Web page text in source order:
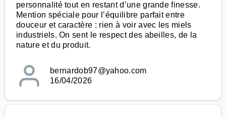
personnalité tout en restant d’une grande finesse.
Mention spéciale pour l’équilibre parfait entre
douceur et caractère : rien à voir avec les miels
industriels. On sent le respect des abeilles, de la
nature et du produit.
bernardob97@yahoo.com
16/04/2026